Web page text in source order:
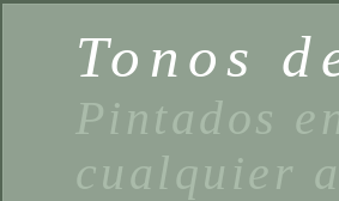
Tonos
Pintados
cualquier